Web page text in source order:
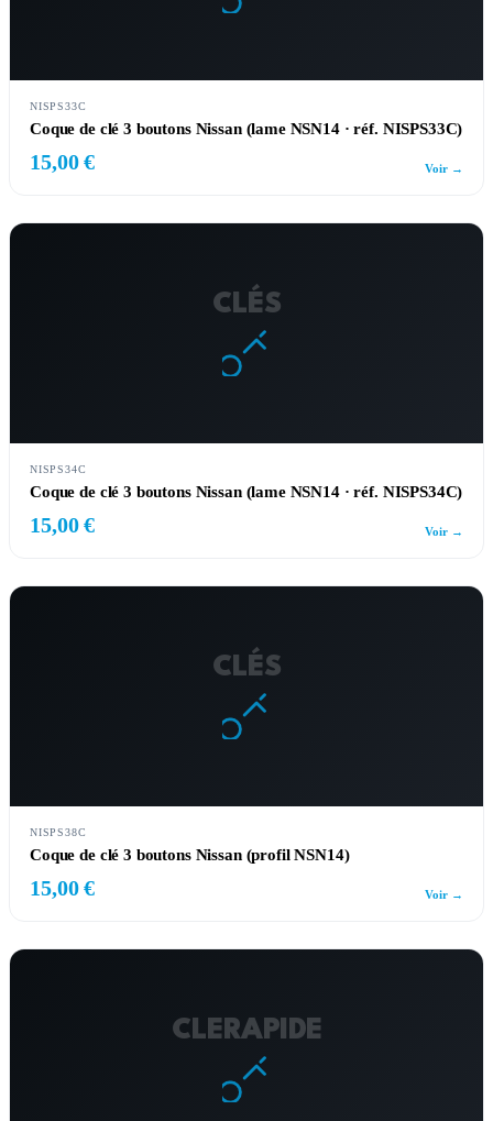
NISPS33C
Coque de clé 3 boutons Nissan (lame NSN14 · réf. NISPS33C)
15,00 € Voir →
CLÉS
NISPS34C
Coque de clé 3 boutons Nissan (lame NSN14 · réf. NISPS34C)
15,00 € Voir →
CLÉS
NISPS38C
Coque de clé 3 boutons Nissan (profil NSN14)
15,00 € Voir →
CLERAPIDE